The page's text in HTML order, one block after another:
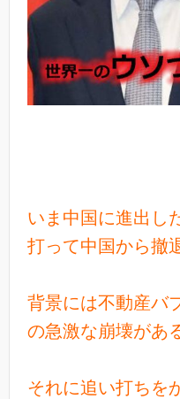
いま中国に進出し
打って中国から撤
背景には不動産バ
の急激な崩壊があ
それに追い打ちを